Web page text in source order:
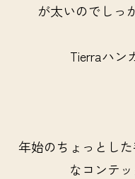
が太いのでしっ
Tierraハン
年始のちょっとし
なコンテ